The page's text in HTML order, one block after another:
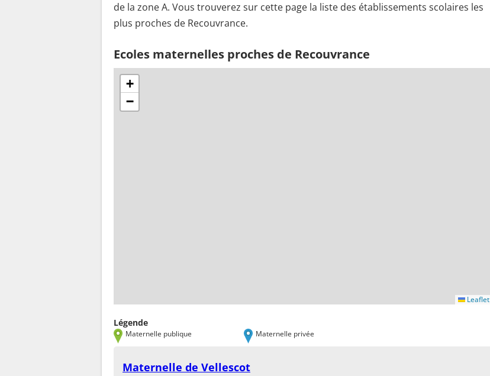
de la zone A. Vous trouverez sur cette page la liste des établissements scolaires les
plus proches de Recouvrance.
Ecoles maternelles proches de Recouvrance
+
−
Leaflet
Légende
Maternelle publique Maternelle privée
Maternelle de Vellescot